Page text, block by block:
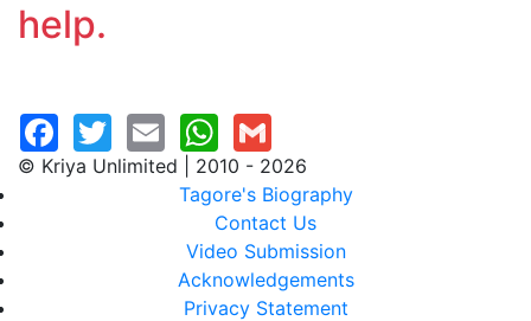
help.
© Kriya Unlimited | 2010 - 2026
Tagore's Biography
Contact Us
Video Submission
Acknowledgements
Privacy Statement